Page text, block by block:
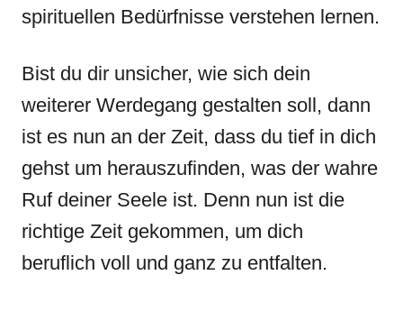
spirituellen Bedürfnisse verstehen lernen.
Bist du dir unsicher, wie sich dein
weiterer Werdegang gestalten soll, dann
ist es nun an der Zeit, dass du tief in dich
gehst um herauszufinden, was der wahre
Ruf deiner Seele ist. Denn nun ist die
richtige Zeit gekommen, um dich
beruflich voll und ganz zu entfalten.